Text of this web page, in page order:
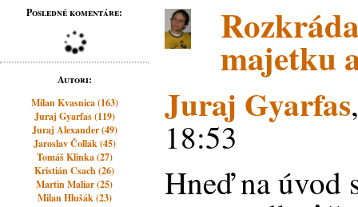
Posledné komentáre:
Autori:
Milan Kvasnica (163)
Juraj Gyarfas (119)
Juraj Alexander (49)
Jaroslav Čollák (45)
Tomáš Klinka (27)
Kristián Csach (26)
Martin Maliar (25)
Milan Hlušák (23)
majetku
Juraj Gyarfas
18:53
Hneď na úvod